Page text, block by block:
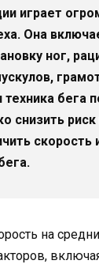
играет
Она
ног,
техника бега
снизить
скорость
на